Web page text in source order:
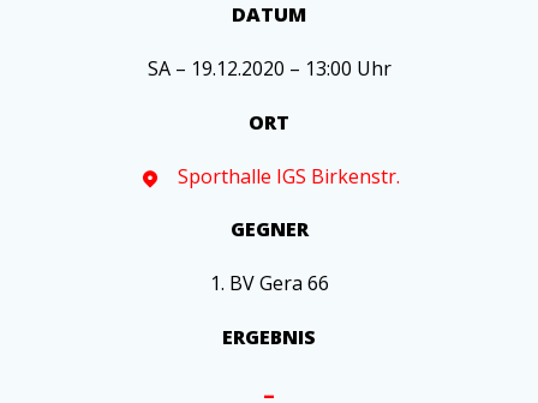
DATUM
SA – 19.12.2020 – 13:00 Uhr
ORT
Sporthalle IGS Birkenstr.
GEGNER
1. BV Gera 66
ERGEBNIS
–